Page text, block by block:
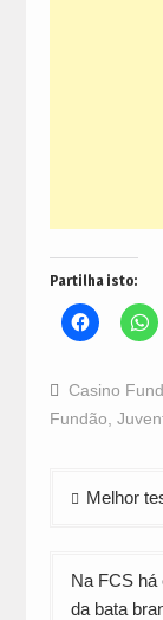
Partilha isto:
Click
to
Facebook
(Opens
in
new
to
Casino
Fundão
Navegação
Melhor
Na FCS há
da bata